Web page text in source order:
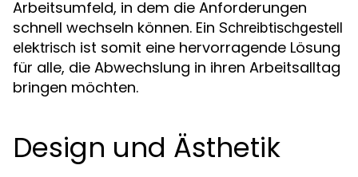
Arbeitsumfeld, in dem die Anforderungen
schnell wechseln können. Ein Schreibtischgestell
elektrisch ist somit eine hervorragende Lösung
für alle, die Abwechslung in ihren Arbeitsalltag
bringen möchten.
Design und Ästhetik